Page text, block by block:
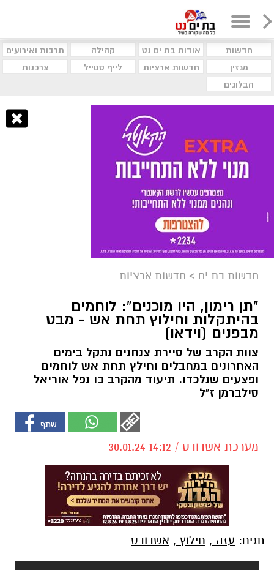
חדשות אודות בת ים נט קהילה
תרבות ואירועים
מגזין
חדשות ארציות לייף סטייל
צרכנות
הבלוגים
חדשות בת ים > חדשות ארציות
"תן רימון, היו מוכנים": לוחמים
בהיתקלות וחילוץ תחת אש - מבט
מבפנים (וידאו)
צוות הקרב של סיירת צנחנים נתקל בימים
האחרונים במחבלים וחילץ תחת אש לוחמים
ופצעים שנלכדו. תיעוד מהקרב בו נפל אוריאל
סילברמן ז"ל
מערכת אשדודס / 14:12 30.01.24
תגים: עזה , חילוץ , אשדודס